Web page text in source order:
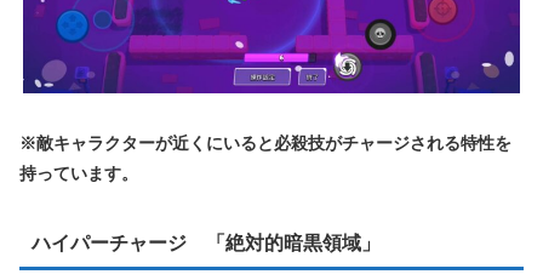
※敵キャラクターが近くにいると必殺技がチャージされる特性を
持っています。
ハイパーチャージ 「絶対的暗黒領域」